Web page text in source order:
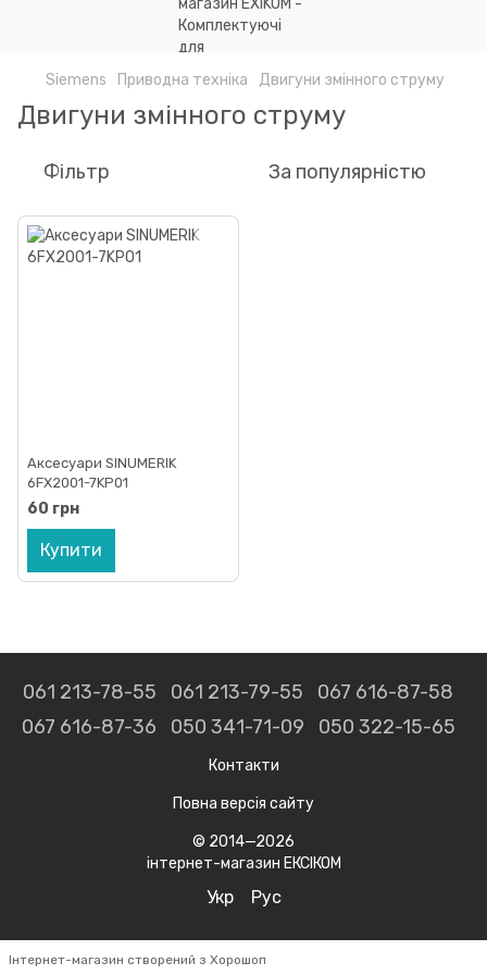
Siemens Приводна техніка Двигуни змінного струму
Двигуни змінного струму
Фільтр За популярністю
Аксесуари SINUMERIK
6FX2001-7KP01
60 грн
Купити
061 213-78-55 061 213-79-55
067 616-87-58
067 616-87-36
050 341-71-09 050 322-15-65
Контакти
Повна версія сайту
© 2014—2026
інтернет-магазин ЕКСІКОМ
Укр Рус
Інтернет-магазин створений з Хорошоп